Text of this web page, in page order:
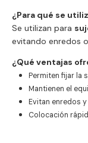
¿Para qué se
Se utilizan para
evitando enredos
¿Qué ventajas
Permiten fijar la
Mantienen el
Evitan enredos
Colocación